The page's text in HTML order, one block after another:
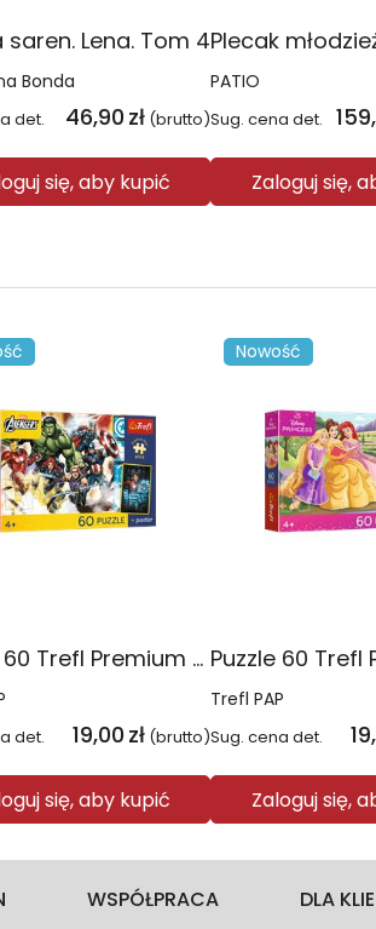
saren. Lena. Tom 4
Bonda
det. 46,90 zł (brutto)
się, aby kupić
PATIO
Sug. cena det.
Zaloguj się,
Puzzle 60 Trefl Premium Plus Kids Marvel Razem Silniejsi 17436
det. 19,00 zł (brutto)
się, aby kupić
Nowość
Trefl PAP
Sug. cena det.
Zaloguj się,
WSPÓŁPRACA DLA